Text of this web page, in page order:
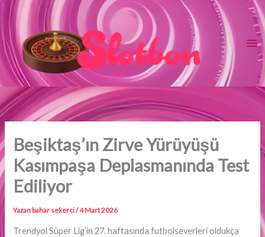
İçeriğe
atla
Beşiktaş’ın Zirve Yürüyüşü
Kasımpaşa Deplasmanında Test
Ediliyor
Yazan bahar sekerci/4 Mart 2026
Trendyol Süper Lig’in 27. haftasında futbolseverleri oldukça